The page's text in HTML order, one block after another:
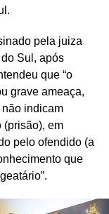
pela juiza
Sul, após
que “o
grave ameaça,
indicam
(prisão), em
pelo ofendido (a
que